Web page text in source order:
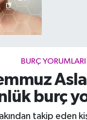
BURÇ YORUMLARI
burç
takip eden